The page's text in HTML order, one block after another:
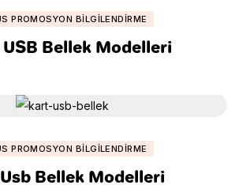
PROMOSYON BILGILENDIRME
USB Bellek Modelleri
PROMOSYON BILGILENDIRME
Bellek Modelleri